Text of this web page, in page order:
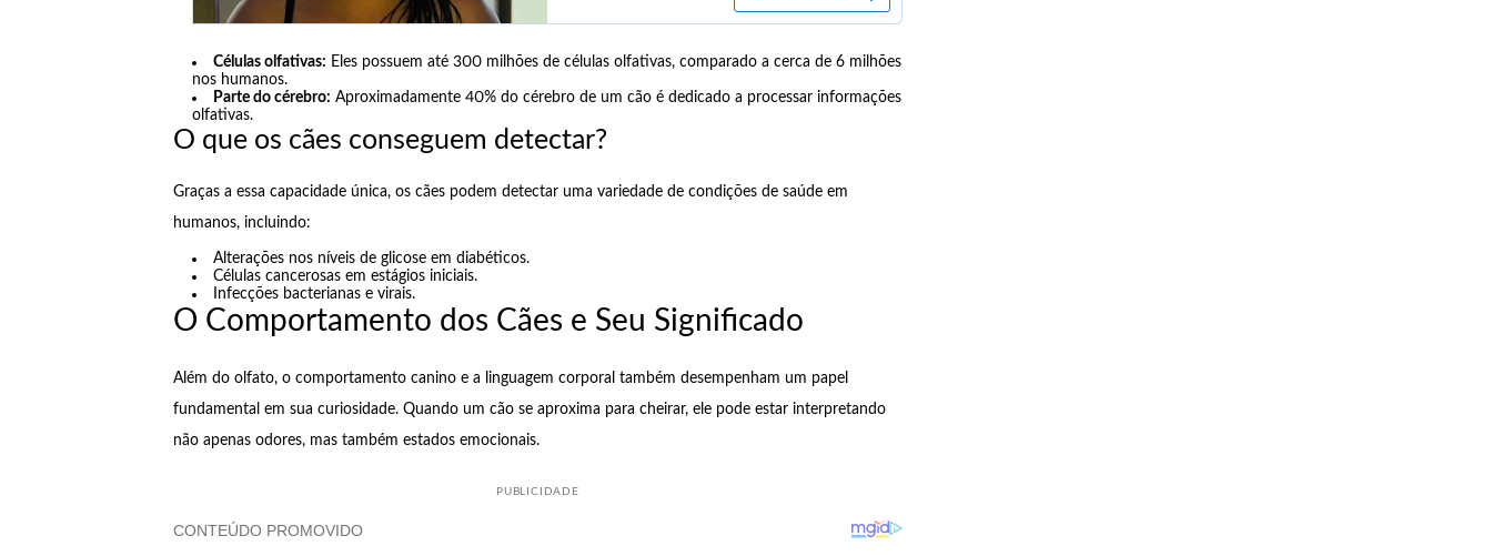
Células olfativas: Eles possuem até 300 milhões de células olfativas, comparado a cerca de 6 milhões
nos humanos.
Parte do cérebro: Aproximadamente 40% do cérebro de um cão é dedicado a processar informações
olfativas.
O que os cães conseguem detectar?
Graças a essa capacidade única, os cães podem detectar uma variedade de condições de saúde em
humanos, incluindo:
Alterações nos níveis de glicose em diabéticos.
Células cancerosas em estágios iniciais.
Infecções bacterianas e virais.
O Comportamento dos Cães e Seu Significado
Além do olfato, o comportamento canino e a linguagem corporal também desempenham um papel
fundamental em sua curiosidade. Quando um cão se aproxima para cheirar, ele pode estar interpretando
não apenas odores, mas também estados emocionais.
PUBLICIDADE